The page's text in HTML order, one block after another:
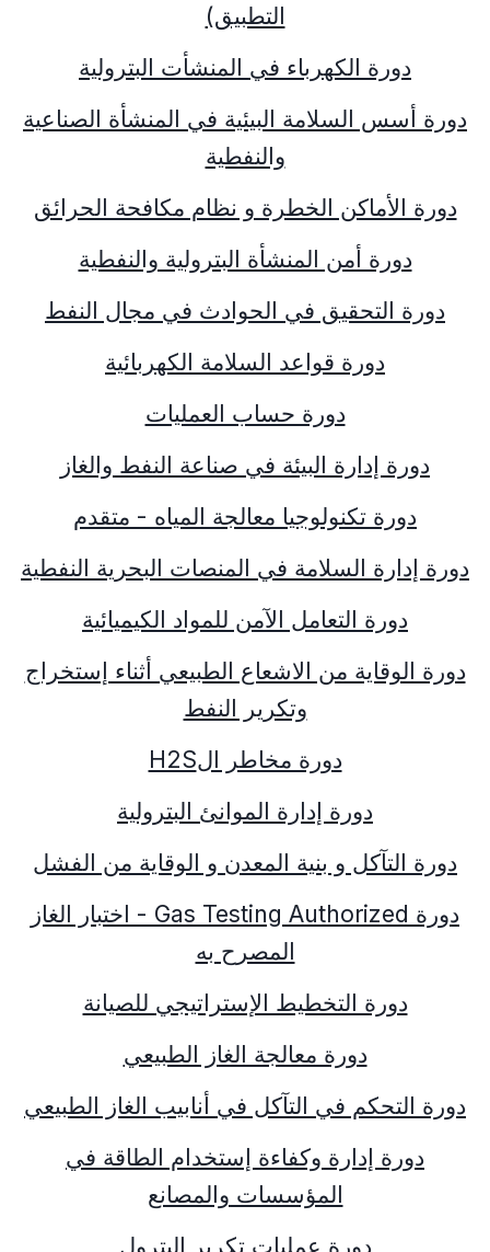
التطبيق)
دورة الكهرباء في المنشأت البترولية
دورة أسس السلامة البيئية في المنشأة الصناعية
والنفطية
دورة الأماكن الخطرة و نظام مكافحة الحرائق
دورة أمن المنشأة البترولية والنفطية
دورة التحقيق في الحوادث في مجال النفط
دورة قواعد السلامة الكهربائية
دورة حساب العمليات
دورة إدارة البيئة في صناعة النفط والغاز
دورة تكنولوجيا معالجة المياه - متقدم
دورة إدارة السلامة في المنصات البحرية النفطية
دورة التعامل الآمن للمواد الكيميائية
دورة الوقاية من الاشعاع الطبيعي أثناء إستخراج
وتكرير النفط
دورة مخاطر ال H2S
دورة إدارة الموانئ البترولية
دورة التآكل و بنية المعدن و الوقاية من الفشل
دورة Authorized
Gas Testing- اختبار الغاز
المصرح به
دورة التخطيط الإستراتيجي للصيانة
دورة معالجة الغاز الطبيعي
دورة التحكم في التآكل في أنابيب الغاز الطبيعي
دورة إدارة وكفاءة إستخدام الطاقة في
المؤسسات والمصانع
دورة عمليات تكرير البترول